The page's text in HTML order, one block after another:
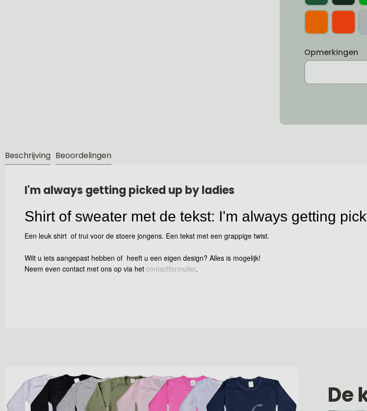
Opmerkingen
Beschrijving Beoordelingen
I'm always getting picked up by ladies
Shirt of sweater met de tekst: I'm always getting
Een leuk shirt of trui voor de stoere jongens. Een tekst met een grappige twist.
Wilt u iets aangepast hebben of heeft u een eigen design? Alles is mogelijk!
Neem even contact met ons op via het contactformulier.
De